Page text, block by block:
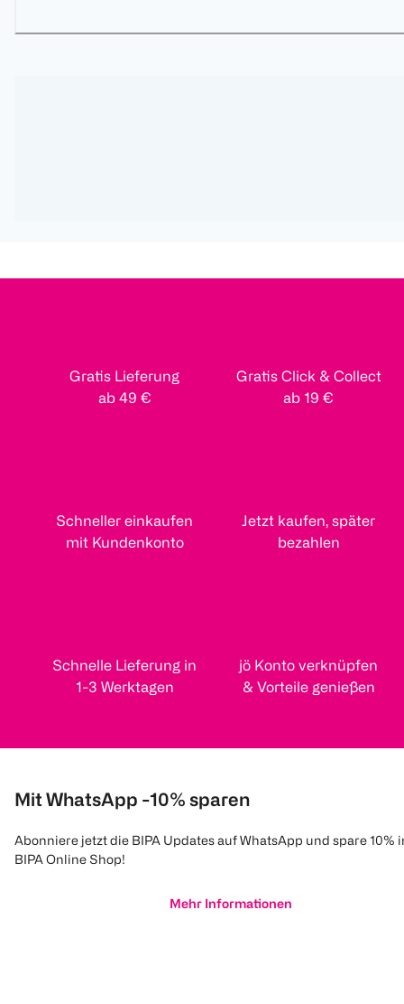
Gratis Lieferung
ab 49 €
Gratis Click & Collect
ab 19 €
Schneller einkaufen
mit Kundenkonto
Jetzt kaufen, später
bezahlen
Schnelle Lieferung in
1-3 Werktagen
jö Konto verknüpfen
& Vorteile genießen
Mit WhatsApp -10% sparen
Abonniere jetzt die BIPA Updates auf WhatsApp und spare 10%
BIPA Online Shop!
Mehr Informationen